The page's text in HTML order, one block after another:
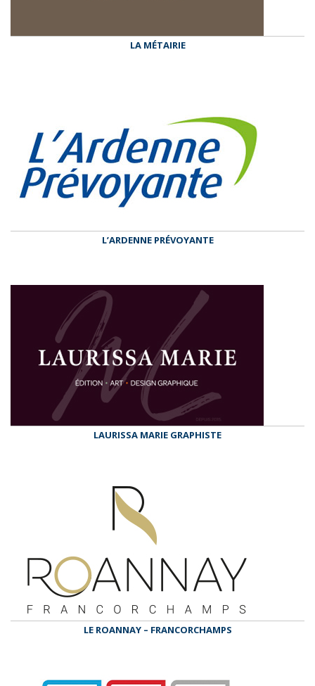
LA MÉTAIRIE
L’ARDENNE PRÉVOYANTE
LAURISSA MARIE GRAPHISTE
LE ROANNAY – FRANCORCHAMPS